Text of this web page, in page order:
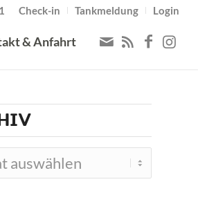
Check-in Tankmeldung Login
& Anfahrt